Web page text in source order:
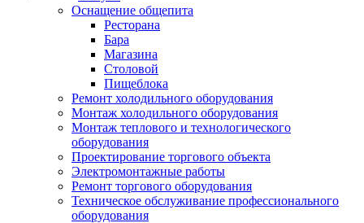
Оснащение общепита
Ресторана
Бара
Магазина
Столовой
Пищеблока
Ремонт холодильного оборудования
Монтаж холодильного оборудования
Монтаж теплового и технологического
оборудования
Проектирование торгового объекта
Электромонтажные работы
Ремонт торгового оборудования
Техническое обслуживание профессионального
оборудования